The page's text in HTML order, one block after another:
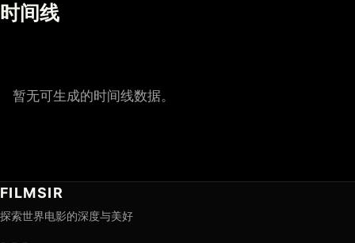
时间线
暂无可生成的时间线数据。
FILMSIR
探索世界电影的深度与美好